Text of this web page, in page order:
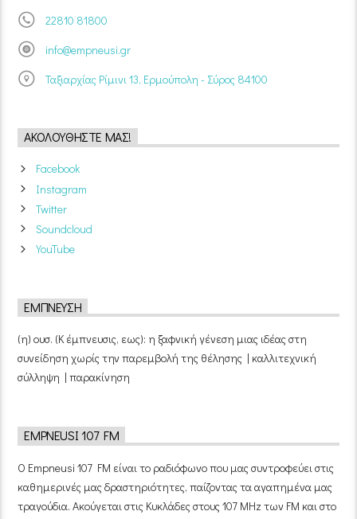
22810 81800
info@empneusi.gr
Ταξιαρχίας Ρίμινι 13, Ερμούπολη - Σύρος 84100
ΑΚΟΛΟΥΘΉΣΤΕ ΜΑΣ!
Facebook
Instagram
Twitter
Soundcloud
YouTube
ΈΜΠΝΕΥΣΗ
(η) ουσ. (Κ έμπνευσις, εως): η ξαφνική γένεση μιας ιδέας στη
συνείδηση χωρίς την παρεμβολή της θέλησης | καλλιτεχνική
σύλληψη | παρακίνηση
EMPNEUSI 107 FM
Ο Empneusi 107 FM είναι το ραδιόφωνο που μας συντροφεύει στις
καθημερινές μας δραστηριότητες, παίζοντας τα αγαπημένα μας
τραγούδια. Ακούγεται στις Κυκλάδες στους 107 MHz των FM και στο